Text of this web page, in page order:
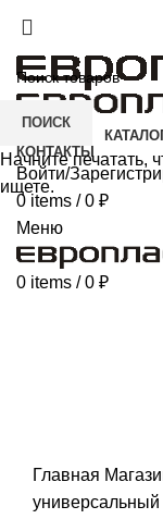
КОНТАКТЫ
Войти/
0 items / 0 ₽
Меню
0 items / 0 ₽
Главная
ПОИСК
Начните печатать,
ищете.